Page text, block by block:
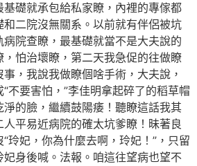
礎就承包給私家瞭，內裡的專傢都
二院沒無關系。以前就有伴侶被坑
院查瞭，最基礎就當不是大夫說的
怕治壞瞭，第二天我急促的往做瞭
，我說我做瞭個啥手術，大夫說，
不要害怕，”李佳明拿起碎了的稻草帽
的臉，繼續鼓陽痿！聽瞭這話我其
平易近病院的確太坑爹瞭！昧著良
玲妃，你為什麼去啊，玲妃！”，只留
身後喊。法報。咱這往望病也望不